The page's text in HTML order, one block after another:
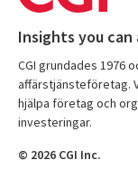
Insights you can
CGI grundades 1976
affärstjänsteföretag.
hjälpa företag och
investeringar.
© 2026 CGI Inc.